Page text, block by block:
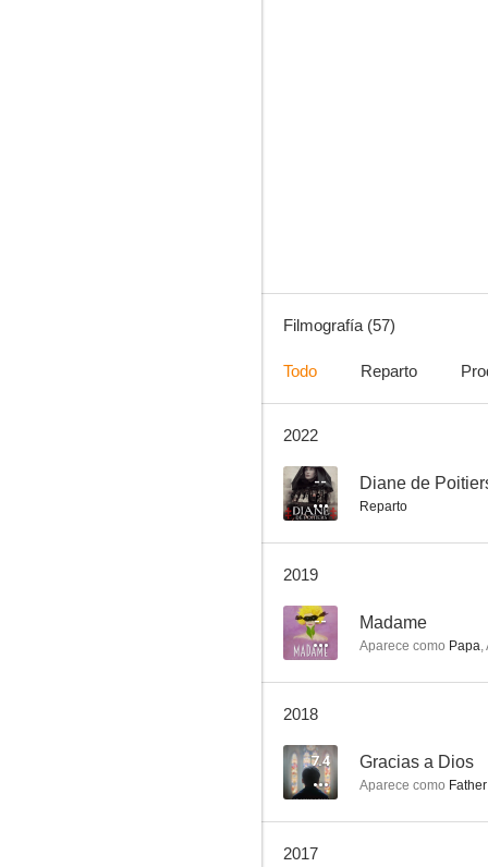
5.8
Filmografía (57)
Todo Reparto
2022
-- Diane de
Reparto
2019
-- Madame
Aparece como Papa,
2018
7.4 Gracias a Dios
Aparece como
2017